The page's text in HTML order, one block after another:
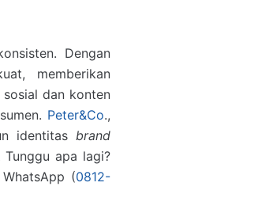
Dengan
memberikan
dan konten
Peter&Co.,
identitas brand
apa lagi?
(0812-